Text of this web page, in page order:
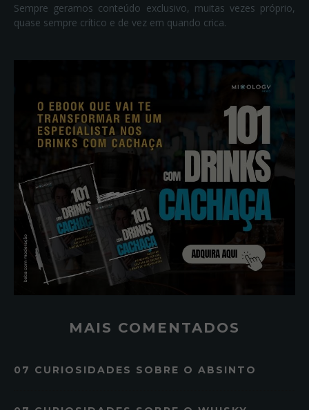
Sempre geramos conteúdo exclusivo, muitas vezes próprio,
quase sempre crítico e de vez em quando crica.
MAIS COMENTADOS
07 CURIOSIDADES SOBRE O ABSINTO